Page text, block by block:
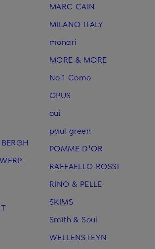
MARC CAIN
MILANO ITALY
monari
MORE & MORE
No.1 Como
OPUS
oui
paul green
POMME D'OR
RAFFAELLO ROSSI
RINO & PELLE
SKIMS
Smith & Soul
WELLENSTEYN